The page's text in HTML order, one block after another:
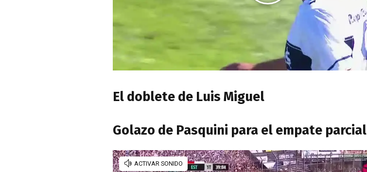
El doblete de Luis Miguel
Golazo de Pasquini para el empate parcial